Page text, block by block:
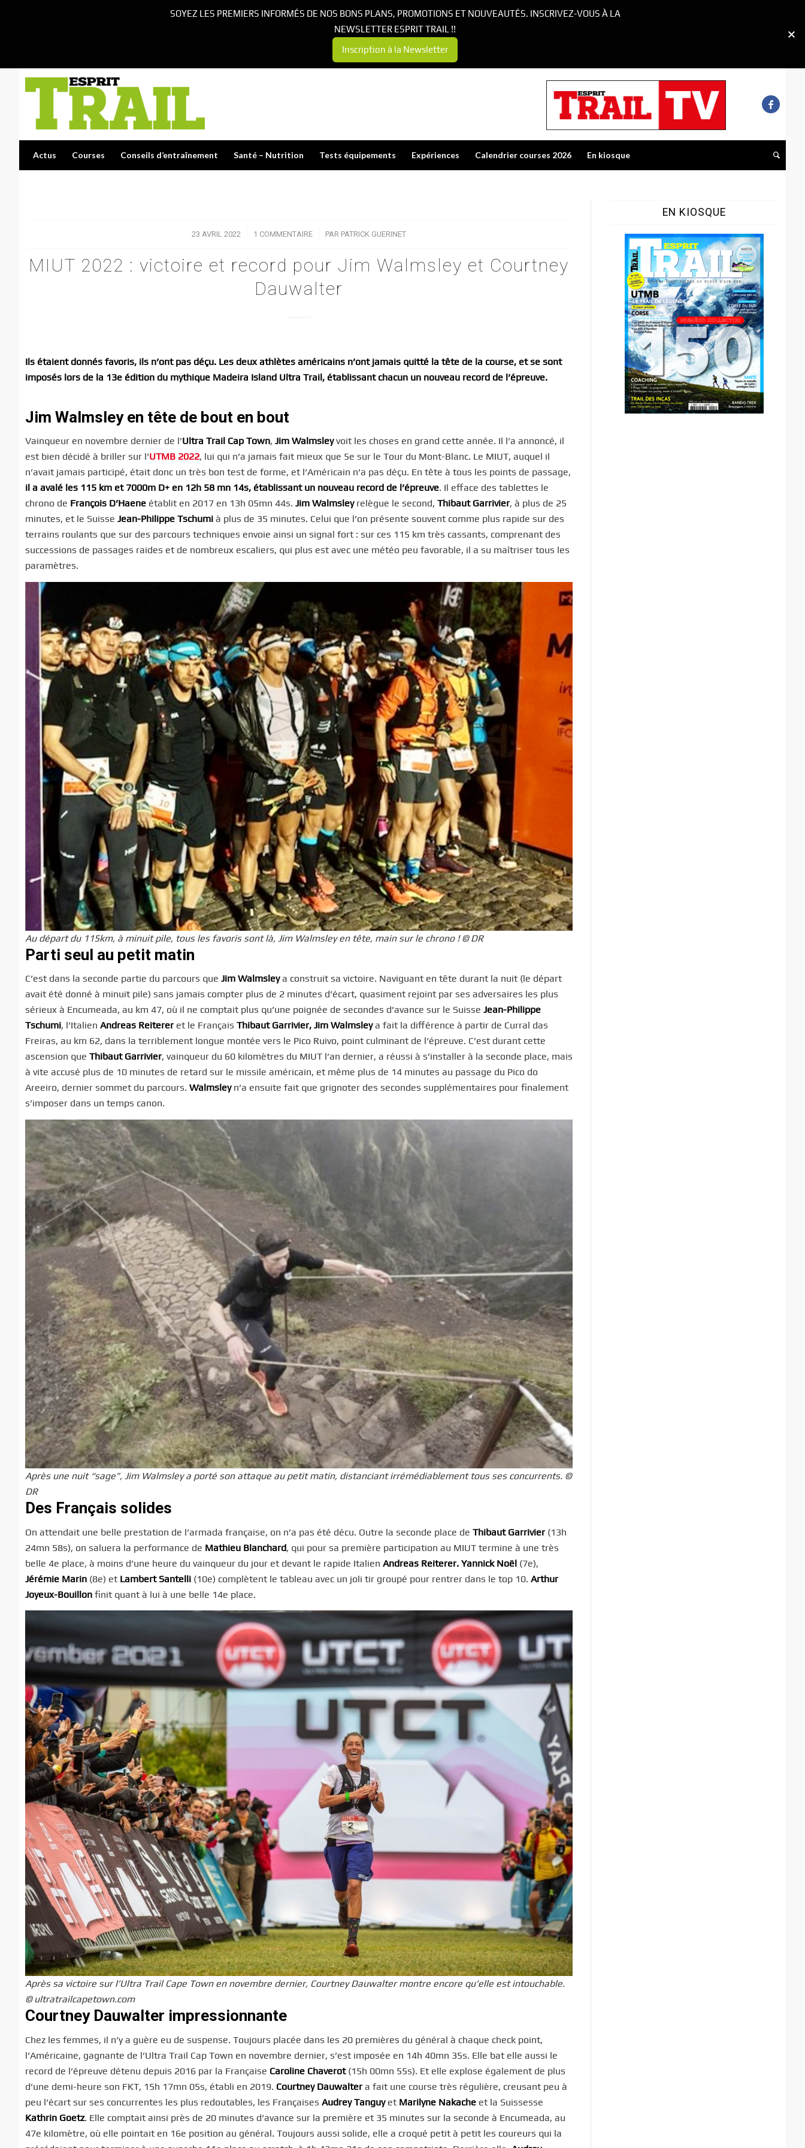
Actus Courses Conseils d’entraînement Santé – Nutrition Tests équipements Expériences Calendrier courses 2026 En kiosque
23 AVRIL 2022
/ 1 COMMENTAIRE
/ PAR PATRICK GUERINET
MIUT 2022 : victoire et record pour Jim Walmsley et Courtney
Dauwalter
Ils étaient donnés favoris, ils n’ont pas déçu. Les deux athlètes américains n’ont jamais quitté la tête de la course, et se sont
imposés lors de la 13e édition du mythique Madeira Island Ultra Trail, établissant chacun un nouveau record de l’épreuve.
Jim Walmsley en tête de bout en bout
Vainqueur en novembre dernier de l’Ultra Trail Cap Town, Jim Walmsleyvoit les choses en grand cette année. Il l’a annoncé, il
est bien décidé à briller sur l’UTMB 2022, lui qui n’a jamais fait mieux que 5e sur le Tour du Mont-Blanc. Le MIUT, auquel il
n’avait jamais participé, était donc un très bon test de forme, et l’Américain n’a pas déçu. En tête à tous les points de passage,
il a avalé les 115 km et 7000m D+ en 12h 58 mn 14s, établissant un nouveau record de l’épreuve. Il efface des tablettes le
chrono de François D’Haene établit en 2017 en 13h 05mn 44s. Jim Walmsleyrelègue le second, Thibaut Garrivier, à plus de 25
minutes, et le Suisse Jean-Philippe Tschumi à plus de 35 minutes. Celui que l’on présente souvent comme plus rapide sur des
terrains roulants que sur des parcours techniques envoie ainsi un signal fort : sur ces 115 km très cassants, comprenant des
successions de passages raides et de nombreux escaliers, qui plus est avec une météo peu favorable, il a su maîtriser tous les
paramètres.
Au départ du 115km, à minuit pile, tous les favoris sont là, Jim Walmsley en tête, main sur le chrono ! © DR
Parti seul au petit matin
C’est dans la seconde partie du parcours que Jim Walmsleya construit sa victoire. Naviguant en tête durant la nuit (le départ
avait été donné à minuit pile) sans jamais compter plus de 2 minutes d’écart, quasiment rejoint par ses adversaires les plus
sérieux à Encumeada, au km 47, où il ne comptait plus qu’une poignée de secondes d’avance sur le Suisse Jean-Philippe
Tschumi, l’Italien Andreas Reiterer et le Français Thibaut Garrivier, Jim Walmsleya fait la différence à partir de Curral das
Freiras, au km 62, dans la terriblement longue montée vers le Pico Ruivo, point culminant de l’épreuve. C’est durant cette
ascension que Thibaut Garrivier, vainqueur du 60 kilomètres du MIUT l’an dernier, a réussi à s’installer à la seconde place, mais
à vite accusé plus de 10 minutes de retard sur le missile américain, et même plus de 14 minutes au passage du Pico do
Areeiro, dernier sommet du parcours. Walmsleyn’a ensuite fait que grignoter des secondes supplémentaires pour finalement
s’imposer dans un temps canon.
Après une nuit “sage”, Jim Walmsley a porté son attaque au petit matin, distanciant irrémédiablement tous ses concurrents. ©
DR
Des Français solides
On attendait une belle prestation de l’armada française, on n’a pas été décu. Outre la seconde place de Thibaut Garrivier (13h
24mn 58s), on saluera la performance de Mathieu Blanchard, qui pour sa première participation au MIUT termine à une très
belle 4e place, à moins d’une heure du vainqueur du jour et devant le rapide Italien Andreas Reiterer. Yannick Noël (7e),
Jérémie Marin (8e) et Lambert Santelli (10e) complètent le tableau avec un joli tir groupé pour rentrer dans le top 10. Arthur
Joyeux-Bouillon finit quant à lui à une belle 14e place.
Après sa victoire sur l’Ultra Trail Cape Town en novembre dernier, Courtney Dauwalter montre encore qu’elle est intouchable.
© ultratrailcapetown.com
Courtney Dauwalter impressionnante
Chez les femmes, il n’y a guère eu de suspense. Toujours placée dans les 20 premières du général à chaque check point,
l’Américaine, gagnante de l’Ultra Trail Cap Town en novembre dernier, s’est imposée en 14h 40mn 35s. Elle bat elle aussi le
record de l’épreuve détenu depuis 2016 par la Française Caroline Chaverot (15h 00mn 55s). Et elle explose également de plus
d’une demi-heure son FKT, 15h 17mn 05s, établi en 2019. Courtney Dauwalter a fait une course très régulière, creusant peu à
peu l’écart sur ses concurrentes les plus redoutables, les Françaises Audrey Tanguyet Marilyne Nakache et la Suissesse
Kathrin Goetz. Elle comptait ainsi près de 20 minutes d’avance sur la première et 35 minutes sur la seconde à Encumeada, au
47e kilomètre, où elle pointait en 16e position au général. Toujours aussi solide, elle a croqué petit à petit les coureurs qui la
EN KIOSQUE
SOYEZ LES PREMIERS INFORMÉS DE NOS BONS PLANS, PROMOTIONS ET NOUVEAUTÉS. INSCRIVEZ-VOUS À LA
NEWSLETTER ESPRIT TRAIL !!
Inscription à la Newsletter